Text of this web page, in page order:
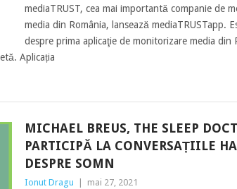
mediaTRUST, cea mai importantă companie de
media din România, lansează mediaTRUSTapp.
despre prima aplicaţie de monitorizare media din
Aplicația
MICHAEL BREUS, THE SLEEP
PARTICIPĂ LA CONVERSAȚIILE
DESPRE SOMN
Ionut Dragu mai 27, 2021